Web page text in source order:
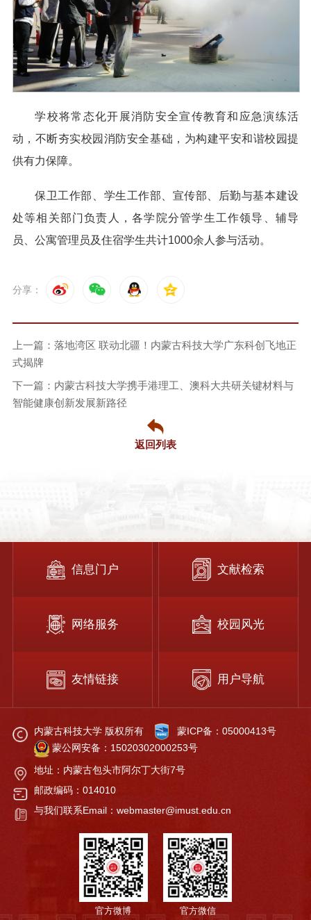
学校将常态化开展消防安全宣传教育和应急演练活
动，不断夯实校园消防安全基础，为构建平安和谐校园提
供有力保障。
保卫工作部、学生工作部、宣传部、后勤与基本建设
处等相关部门负责人，各学院分管学生工作领导、辅导
员、公寓管理员及住宿学生共计1000余人参与活动。
分享：
上一篇：落地湾区 联动北疆！内蒙古科技大学广东科创飞地正
式揭牌
下一篇：内蒙古科技大学携手港理工、澳科大共研关键材料与
智能健康创新发展新路径
返回列表
信息门户 文献检索
网络服务 校园风光
友情链接 用户导航
内蒙古科技大学 版权所有
蒙ICP备：05000413号
蒙公网安备：15020302000253号
地址：内蒙古包头市阿尔丁大街7号
邮政编码：014010
与我们联系Email：webmaster@imust.edu.cn
官方微博 官方微信